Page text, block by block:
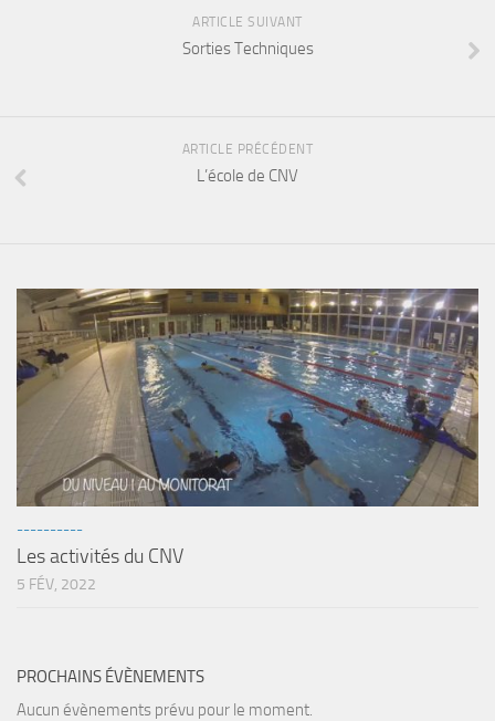
Sorties techniques
Sorties 2022
Sorties 2021
Sorties 2020
Sorties 2019
Sorties 2018
sorties 2017
Sorties 2016
Sorties 2015
Sorties 2014
ARTICLE SUIVANT
Sorties Techniques
ARTICLE PRÉCÉDENT
L’école de CNV
----------
Les activités du CNV
5 FÉV, 2022
PROCHAINS ÉVÈNEMENTS
Aucun évènements prévu pour le moment.